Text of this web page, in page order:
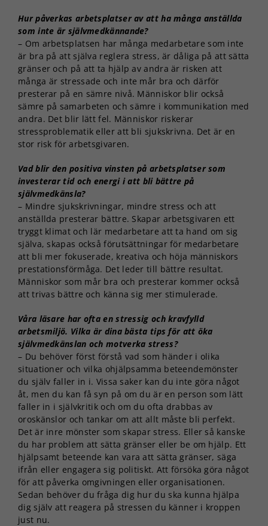
Hur påverkas arbetsplatser av att ha många anställda
som inte är självmedkännande?
– Om arbetsplatsen har många medarbetare som inte
är bra på att själva reglera stress, är dåliga på att sätta
gränser och på att ta hjälp av andra är risken att
många är stressade och inte mår bra och därför
presterar på en sämre nivå. Människor blir också
sämre på samarbeten och sämre i kommunikation med
andra. Det blir lätt fel. Människor riskerar
stressproblematik eller att bli sjukskrivna. Det är en
stor risk för arbetsgivaren.
Vad blir den positiva vinsten på arbetsplatser som
investerar tid och energi i att bli bättre på
självmedkänsla?
– Mindre sjukskrivningar, mindre stress och att
anställda presterar bättre. Skapar arbetsgivaren ett
tryggt klimat och lär medarbetare att ta hand om sig
själva, skapas också förutsättningar för medarbetare
att bli mer fokuserade, kreativa och höja människors
prestationsförmåga. Det leder till bättre resultat.
Människor som mår bra och presterar kommer också
att trivas bättre och känna sig mer stimulerade.
Våra läsare har ofta en stressig och kravfylld
arbetsmiljö. Vilka är dina bästa tips för att öka
självmedkänslan och motverka stress?
– Du behöver först förstå vad som händer i olika
situationer och vilka ohjälpsamma beteendemönster
du själv faller in i. Vissa saker kan du inte göra något
åt, men du kan få syn på om du är en person som lätt
faller in i självkritik och om du ofta drabbas av
oroskänslor och tankar om att allt måste bli perfekt.
Det är inre mönster som skapar stress. Eller så kanske
du har problem att sätta gränser eller be om hjälp. Ett
hjälpsamt beteende kan vara att sätta gränser, säga
ifrån eller engagera sig politiskt. Att försöka göra något
för att påverka omgivningen eller organisationen.
Sedan behöver du fråga dig hur du ska kunna hjälpa
dig själv att reagera på stressen du känner i kroppen
just nu.